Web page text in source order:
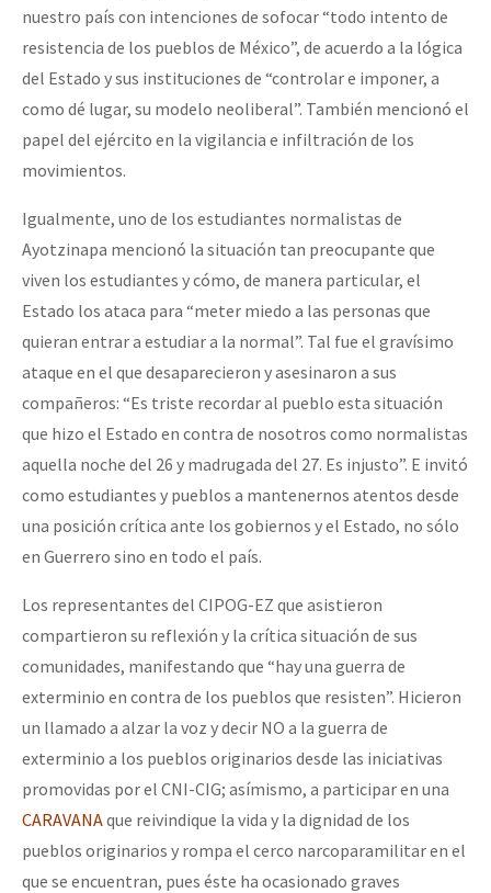
nuestro país con intenciones de sofocar “todo intento de
resistencia de los pueblos de México”, de acuerdo a la lógica
del Estado y sus instituciones de “controlar e imponer, a
como dé lugar, su modelo neoliberal”. También mencionó el
papel del ejército en la vigilancia e infiltración de los
movimientos.
Igualmente, uno de los estudiantes normalistas de
Ayotzinapa mencionó la situación tan preocupante que
viven los estudiantes y cómo, de manera particular, el
Estado los ataca para “meter miedo a las personas que
quieran entrar a estudiar a la normal”. Tal fue el gravísimo
ataque en el que desaparecieron y asesinaron a sus
compañeros: “Es triste recordar al pueblo esta situación
que hizo el Estado en contra de nosotros como normalistas
aquella noche del 26 y madrugada del 27. Es injusto”. E invitó
como estudiantes y pueblos a mantenernos atentos desde
una posición crítica ante los gobiernos y el Estado, no sólo
en Guerrero sino en todo el país.
Los representantes del CIPOG-EZ que asistieron
compartieron su reflexión y la crítica situación de sus
comunidades, manifestando que “hay una guerra de
exterminio en contra de los pueblos que resisten”. Hicieron
un llamado a alzar la voz y decir NO a la guerra de
exterminio a los pueblos originarios desde las iniciativas
promovidas por el CNI-CIG; asímismo, a participar en una
CARAVANAque reivindique la vida y la dignidad de los
pueblos originarios y rompa el cerco narcoparamilitar en el
que se encuentran, pues éste ha ocasionado graves